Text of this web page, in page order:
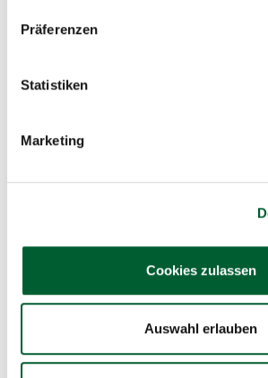
Präferenzen
Statistiken
Marketing
Cookies zulassen
Auswahl erlauben
Waldviertel